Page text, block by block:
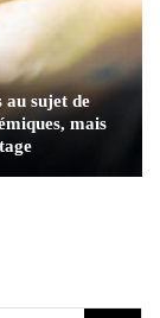
au sujet de
mais